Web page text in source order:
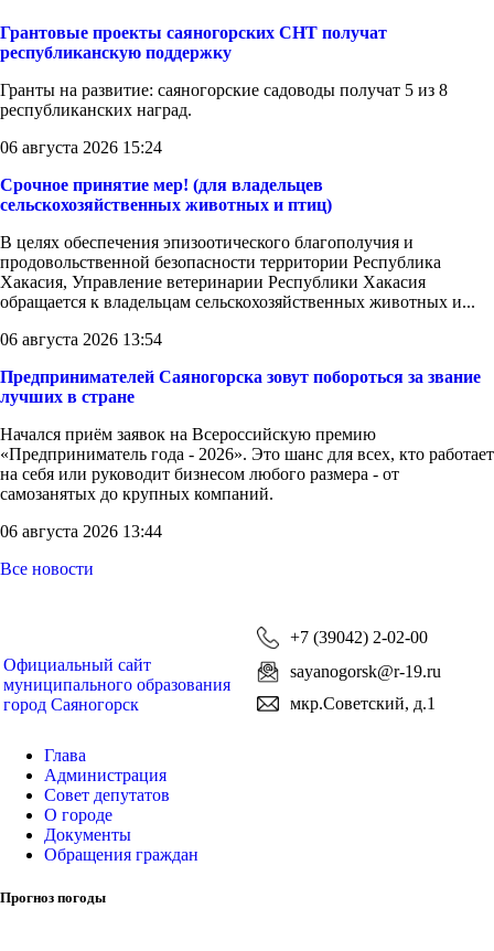
Грантовые проекты саяногорских СНТ получат
республиканскую поддержку
Гранты на развитие: саяногорские садоводы получат 5 из 8
республиканских наград.
06 августа 2026 15:24
Срочное принятие мер! (для владельцев
сельскохозяйственных животных и птиц)
В целях обеспечения эпизоотического благополучия и
продовольственной безопасности территории Республика
Хакасия, Управление ветеринарии Республики Хакасия
обращается к владельцам сельскохозяйственных животных и...
06 августа 2026 13:54
Предпринимателей Саяногорска зовут побороться за звание
лучших в стране
Начался приём заявок на Всероссийскую премию
«Предприниматель года - 2026». Это шанс для всех, кто работает
на себя или руководит бизнесом любого размера - от
самозанятых до крупных компаний.
06 августа 2026 13:44
Все новости
Официальный сайт
муниципального образования
город Саяногорск
+7 (39042) 2-02-00
sayanogorsk@r-19.ru
мкр.Советский, д.1
Глава
Администрация
Совет депутатов
О городе
Документы
Обращения граждан
Прогноз погоды